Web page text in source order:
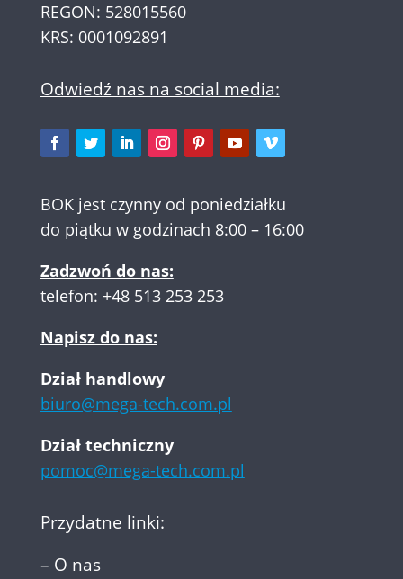
REGON: 528015560
KRS: 0001092891
Odwiedź nas na social media:
BOK jest czynny od poniedziałku
do piątku w godzinach 8:00 – 16:00
Zadzwoń do nas:
telefon: +48 513 253 253
Napisz do nas:
Dział handlowy
biuro@mega-tech.com.pl
Dział techniczny
pomoc@mega-tech.com.pl
Przydatne linki:
– O nas